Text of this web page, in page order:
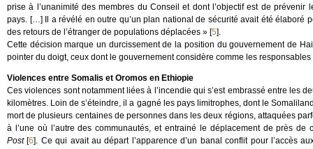
prise à l’unanimité des membres du Conseil et dont l’objectif est de
pays. […] Il a révélé en outre qu’un plan national de sécurité avait été élaboré
des retours de l’étranger de populations déplacées » [5].
Cette décision marque un durcissement de la position du gouvernement de
pointer du doigt, ceux dont le gouvernement considère comme les
Violences entre Somalis et Oromos en Ethiopie
Ces violences sont notamment liées à l’incendie qui s’est embrassé entre les
kilomètres. Loin de s’éteindre, il a gagné les pays limitrophes, dont le
mort de plusieurs centaines de personnes dans les deux régions, attaquées
à l’une où l’autre des communautés, et entrainé le déplacement de près
Post[6]. Ce qui avait au départ l’apparence d’un banal conflit pour l’accès